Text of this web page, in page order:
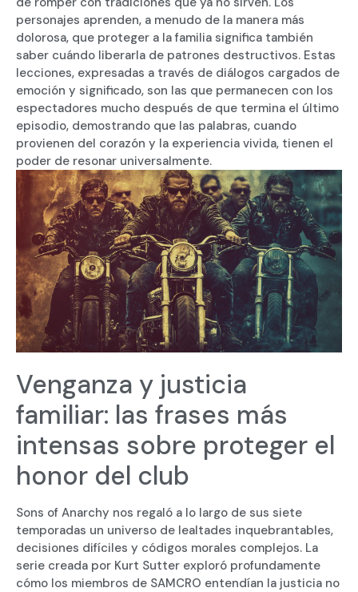
personajes aprenden, a menudo de la manera más
dolorosa, que proteger a la familia significa también
saber cuándo liberarla de patrones destructivos. Estas
lecciones, expresadas a través de diálogos cargados de
emoción y significado, son las que permanecen con los
espectadores mucho después de que termina el último
episodio, demostrando que las palabras, cuando
provienen del corazón y la experiencia vivida, tienen el
poder de resonar universalmente.
Venganza y justicia
familiar: las frases más
intensas sobre proteger el
honor del club
Sons of Anarchy nos regaló a lo largo de sus siete
temporadas un universo de lealtades inquebrantables,
decisiones difíciles y códigos morales complejos. La
serie creada por Kurt Sutter exploró profundamente
cómo los miembros de SAMCRO entendían la justicia no